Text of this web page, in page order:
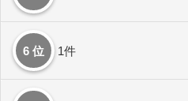
6 位 1件